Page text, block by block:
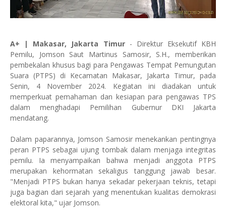
A+ | Makasar, Jakarta Timur- Direktur Eksekutif KBH
Pemilu, Jomson Saut Martinus Samosir, S.H., memberikan
pembekalan khusus bagi para Pengawas Tempat Pemungutan
Suara (PTPS) di Kecamatan Makasar, Jakarta Timur, pada
Senin, 4 November 2024. Kegiatan ini diadakan untuk
memperkuat pemahaman dan kesiapan para pengawas TPS
dalam menghadapi Pemilihan Gubernur DKI Jakarta
mendatang.
Dalam paparannya, Jomson Samosir menekankan pentingnya
peran PTPS sebagai ujung tombak dalam menjaga integritas
pemilu. Ia menyampaikan bahwa menjadi anggota PTPS
merupakan kehormatan sekaligus tanggung jawab besar.
"Menjadi PTPS bukan hanya sekadar pekerjaan teknis, tetapi
juga bagian dari sejarah yang menentukan kualitas demokrasi
elektoral kita," ujar Jomson.